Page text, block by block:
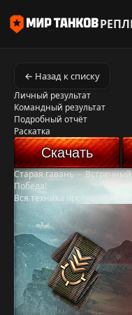
← Назад к списку
Личный результат
Командный результат
Подробный отчёт
Раскатка
Скачать
Старая гавань-
Победа!
Вся техника противника